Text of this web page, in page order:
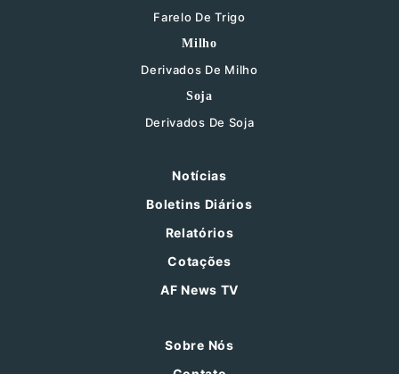
Farelo De Trigo
Milho
Derivados De Milho
Soja
Derivados De Soja
Notícias
Boletins Diários
Relatórios
Cotações
AF News TV
Sobre Nós